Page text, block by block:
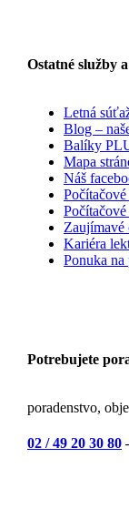
Ostatné služby
Letná
Blog –
Balíky
Mapa
Náš
Počítačové
Kariéra
Ponuka na
Potrebujete
poradenstvo,
02 / 49 20 30 80